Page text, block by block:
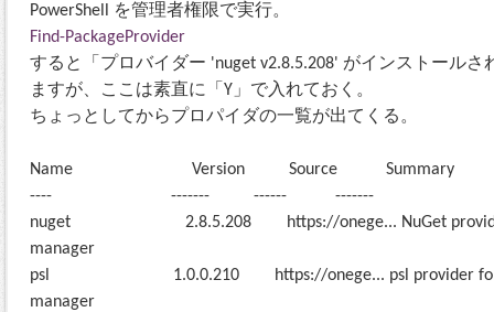
PowerShell を管理者権限で実行。
Find-PackageProvider
すると「プロバイダー 'nuget v2.8.5.208' がインストール
ますが、ここは素直に「Y」で入れておく。
ちょっとしてからプロパイダの一覧が出てくる。
Name Version Source Summary
---- ------- ------ -------
nuget 2.8.5.208 https://onege... NuGet provider
manager
psl 1.0.0.210 https://onege... psl provider for the
manager